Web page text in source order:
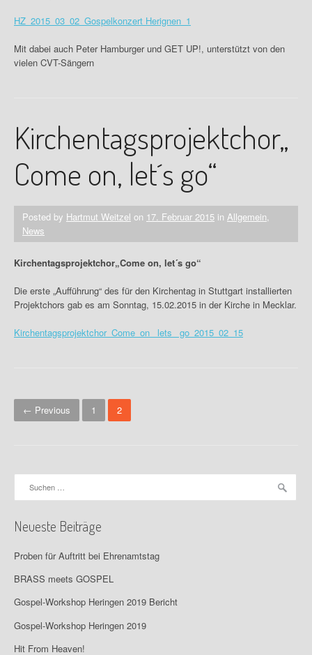
HZ_2015_03_02_Gospelkonzert Herignen_1
Mit dabei auch Peter Hamburger und GET UP!, unterstützt von den
vielen CVT-Sängern
Kirchentagsprojektchor„
Come on, let´s go“
Posted by Hartmut Weitzel on 17. Februar 2015 in Allgemein,
News
Kirchentagsprojektchor„Come on, let´s go“
Die erste „Aufführung“ des für den Kirchentag in Stuttgart installierten
Projektchors gab es am Sonntag, 15.02.2015 in der Kirche in Mecklar.
Kirchentagsprojektchor_Come_on_ lets_ go_2015_02_15
P
o
t
s
n
a
v
i
g
← Previous 1 2
nach:
Neueste Beiträge
Proben für Auftritt bei Ehrenamtstag
BRASS meets GOSPEL
Gospel-Workshop Heringen 2019 Bericht
Gospel-Workshop Heringen 2019
Hit From Heaven!